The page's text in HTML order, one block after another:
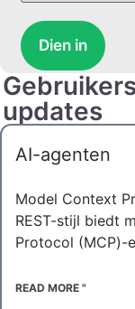
Dien in
updates
AI-agenten
Model Context
REST-stijl biedt
Protocol (MCP)-
READ MORE "